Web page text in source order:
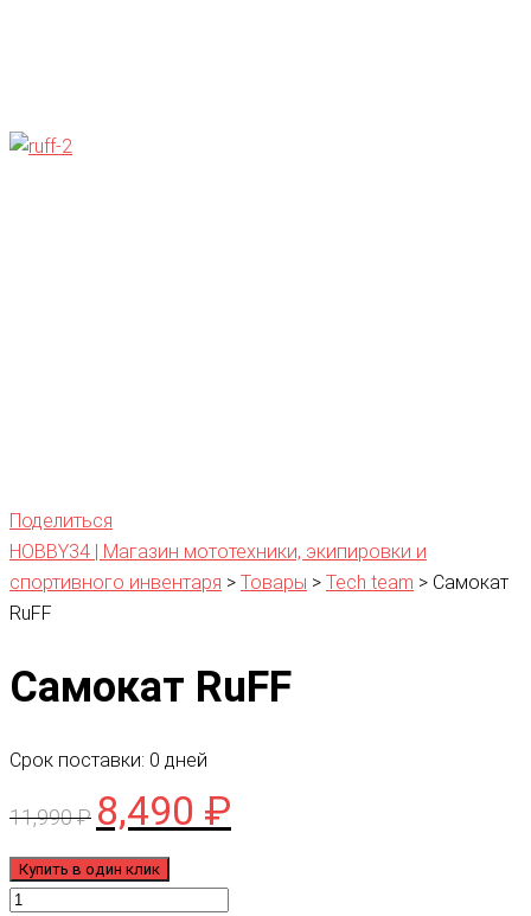
Поделиться
HOBBY34 | Магазин мототехники, экипировки и
спортивного инвентаря > Товары > Tech team > Самокат
RuFF
Самокат RuFF
Срок поставки: 0 дней
11,990₽ Первоначальная
составляла
8,490 ₽
Купить в один клик
Количество